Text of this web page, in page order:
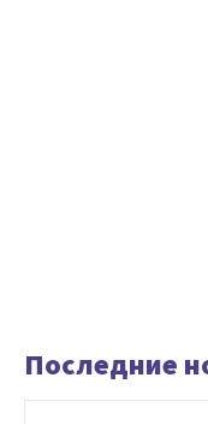
Последние